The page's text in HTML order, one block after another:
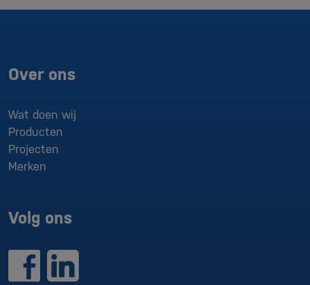
Over ons
Wat doen wij
Producten
Projecten
Merken
Volg ons